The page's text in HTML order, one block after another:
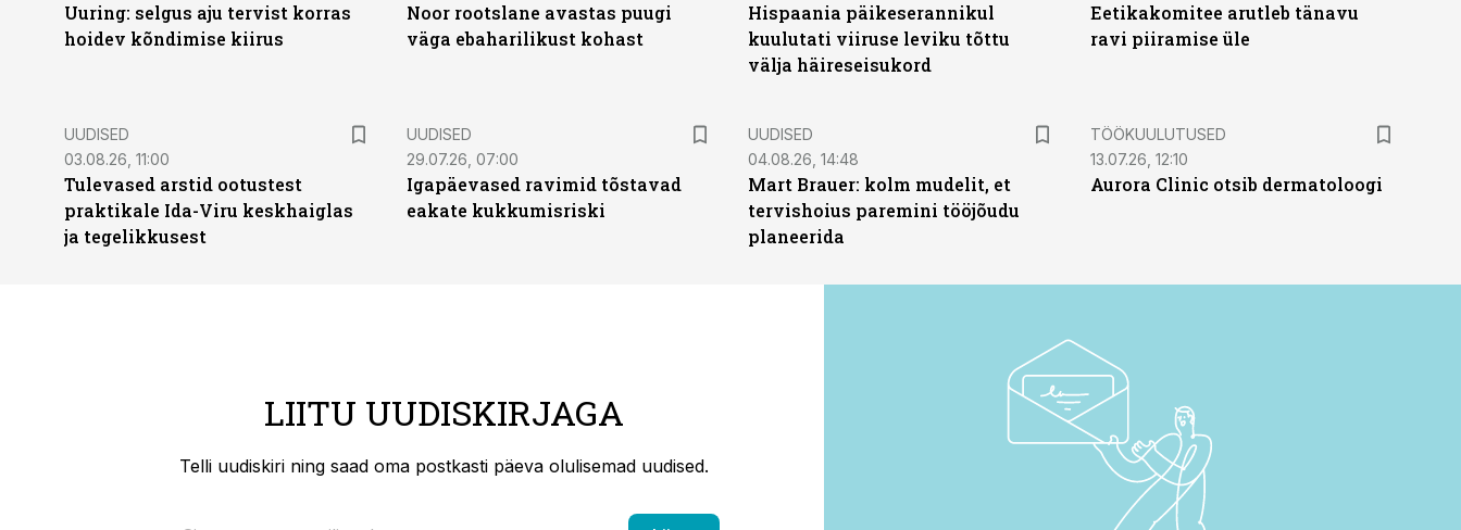
Uuring: selgus aju tervist korras
hoidev kõndimise kiirus
Noor rootslane avastas puugi
väga ebaharilikust kohast
Hispaania päikeserannikul
kuulutati viiruse leviku tõttu
välja häireseisukord
Eetikakomitee arutleb tänavu
ravi piiramise üle
UUDISED
03.08.26, 11:00
Tulevased arstid ootustest
praktikale Ida-Viru keskhaiglas
ja tegelikkusest
UUDISED
29.07.26, 07:00
Igapäevased ravimid tõstavad
eakate kukkumisriski
UUDISED
04.08.26, 14:48
Mart Brauer: kolm mudelit, et
tervishoius paremini tööjõudu
planeerida
ST
TÖÖKUULUTUSED
13.07.26, 12:10
Aurora Clinic otsib dermatoloogi
LIITU UUDISKIRJAGA
Telli uudiskiri ning saad oma postkasti päeva olulisemad uudised.